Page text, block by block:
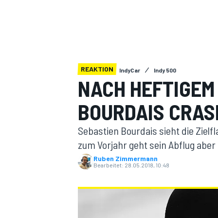
MOTOGP
REAKTION IndyCar Indy 500
NACH
BOURDAIS
Sebastien Bourdais sieht die
zum Vorjahr geht sein Abflug
Ruben Zimmermann
Bearbeitet: 28.05.2018, 10:48